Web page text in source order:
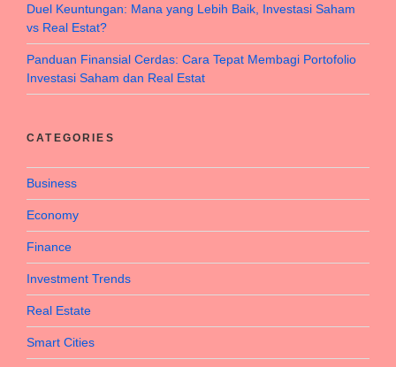
Duel Keuntungan: Mana yang Lebih Baik, Investasi Saham
vs Real Estat?
Panduan Finansial Cerdas: Cara Tepat Membagi Portofolio
Investasi Saham dan Real Estat
CATEGORIES
Business
Economy
Finance
Investment Trends
Real Estate
Smart Cities